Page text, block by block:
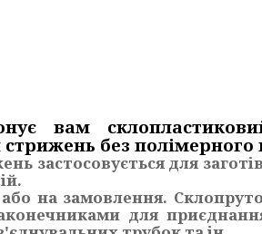
вам
стрижень без
застосовується для
на замовлення.
для